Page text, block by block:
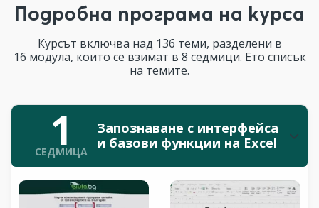
Подробна програма на курса
Курсът включва над 136 теми, разделени в
16 модула, които се взимат в 8 седмици. Ето списък
на темите.
1
СЕДМИЦА
Запознаване с интерфейса
и базови функции на Excel